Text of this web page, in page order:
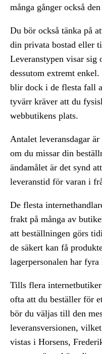
många gånger också
Du bör också tänka på
din privata bostad eller
Leveranstypen visar sig
dessutom extremt
blir dock i de flesta fall
tyvärr kräver att du
webbutikens plats.
Antalet leveransdagar
om du missar din
ändamålet är det synd
leveranstid för varan i
De flesta
frakt på många av
att beställningen görs
de säkert kan få
lagerpersonalen har fyra
Tills flera
ofta att du beställer för
bör du väljas till den
leveransversionen,
vistas i Horsens,